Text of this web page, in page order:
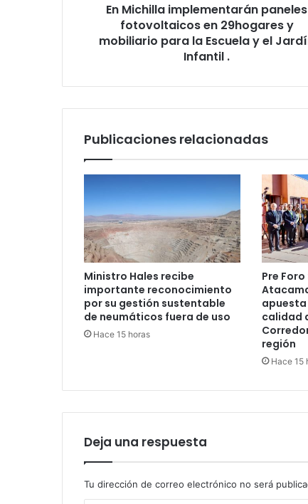
En Michilla implementarán paneles
fotovoltaicos en 29hogares y
mobiliario para la Escuela y el
Infantil .
Publicaciones relacionadas
Ministro Hales recibe
importante reconocimiento
por su gestión sustentable
de neumáticos fuera de uso
Hace 15 horas
Pre
calidad
región
Hace 15
Deja una respuesta
Tu dirección de correo electrónico no será